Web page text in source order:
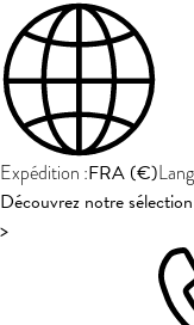
Expédition :FRA (€)
Découvrez notre
>